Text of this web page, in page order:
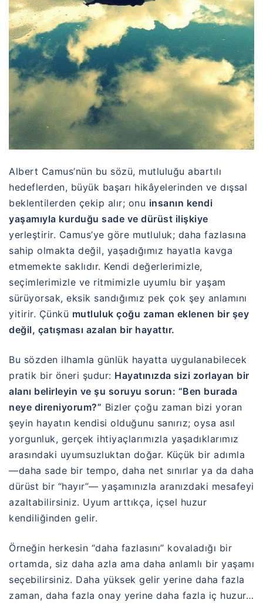
Albert Camus’nün bu sözü, mutluluğu abartılı
hedeflerden, büyük başarı hikâyelerinden ve dışsal
beklentilerden çekip alır; onu insanın kendi
yaşamıyla kurduğu sade ve dürüst ilişkiye
yerleştirir. Camus’ye göre mutluluk; daha fazlasına
sahip olmakta değil, yaşadığımız hayatla kavga
etmemekte saklıdır. Kendi değerlerimizle,
seçimlerimizle ve ritmimizle uyumlu bir yaşam
sürüyorsak, eksik sandığımız pek çok şey anlamını
yitirir. Çünkü mutluluk çoğu zaman eklenen bir şey
değil, çatışması azalan bir hayattır.
Bu sözden ilhamla günlük hayatta uygulanabilecek
pratik bir öneri şudur: Hayatınızda sizi zorlayan bir
alanı belirleyin ve şu soruyu sorun: “Ben burada
neye direniyorum?” Bizler çoğu zaman bizi yoran
şeyin hayatın kendisi olduğunu sanırız; oysa asıl
yorgunluk, gerçek ihtiyaçlarımızla yaşadıklarımız
arasındaki uyumsuzluktan doğar. Küçük bir adımla
—daha sade bir tempo, daha net sınırlar ya da daha
dürüst bir “hayır”— yaşamınızla aranızdaki mesafeyi
azaltabilirsiniz. Uyum arttıkça, içsel huzur
kendiliğinden gelir.
Örneğin herkesin “daha fazlasını” kovaladığı bir
ortamda, siz daha azla ama daha anlamlı bir yaşamı
seçebilirsiniz. Daha yüksek gelir yerine daha fazla
zaman, daha fazla onay yerine daha fazla iç huzur…